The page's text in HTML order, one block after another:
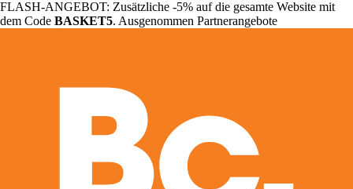
FLASH-ANGEBOT: Zusätzliche -5% auf die gesamte Website mit
dem Code BASKET5. Ausgenommen Partnerangebote